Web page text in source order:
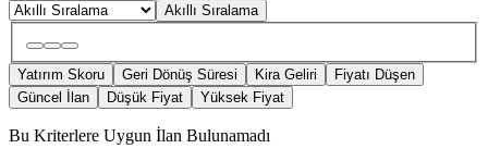
Akıllı Sıralama
Yatırım Skoru Geri Dönüş Süresi Kira Geliri
Fiyatı Düşen
Güncel İlan
Düşük Fiyat Yüksek Fiyat
Bu Kriterlere Uygun İlan Bulunamadı